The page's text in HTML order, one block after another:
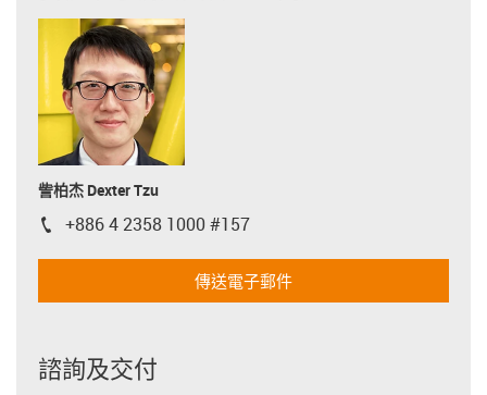
訾柏杰 Dexter Tzu
igus-icon-phone
+886 4 2358 1000 #157
傳送電子郵件
諮詢及交付